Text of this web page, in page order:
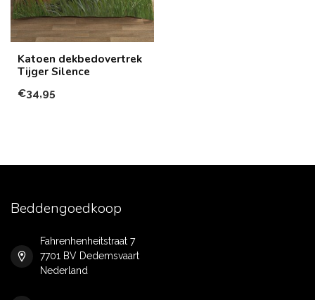
Katoen dekbedovertrek
Tijger Silence
€34,95
Beddengoedkoop
Fahrenhenheitstraat 7
7701 BV Dedemsvaart
Nederland